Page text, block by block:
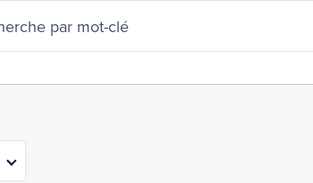
par mot-clé